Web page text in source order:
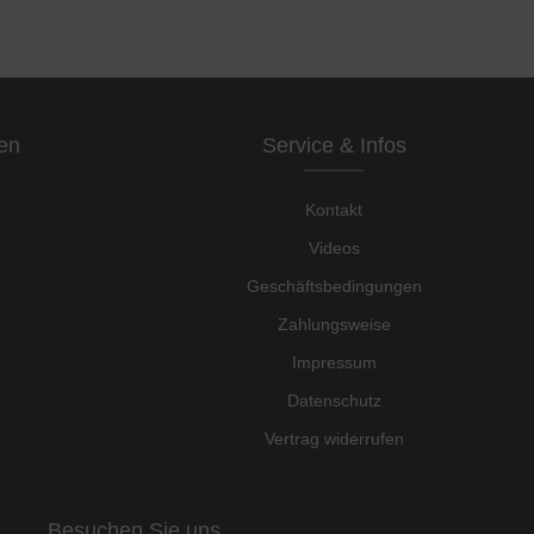
Service & Infos
Kontakt
Videos
Geschäftsbedingungen
Zahlungsweise
Impressum
Datenschutz
Vertrag widerrufen